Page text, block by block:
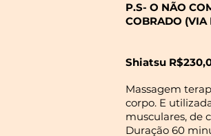
P.S- O NÃO
COBRADO (VIA
Shiatsu
Massagem
corpo. E
musculares, de
Duração 60